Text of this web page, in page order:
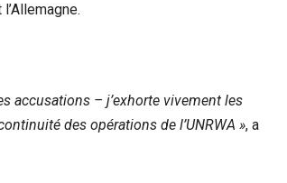
accusations – j’exhorte vivement les
des opérations de l’UNRWA », a